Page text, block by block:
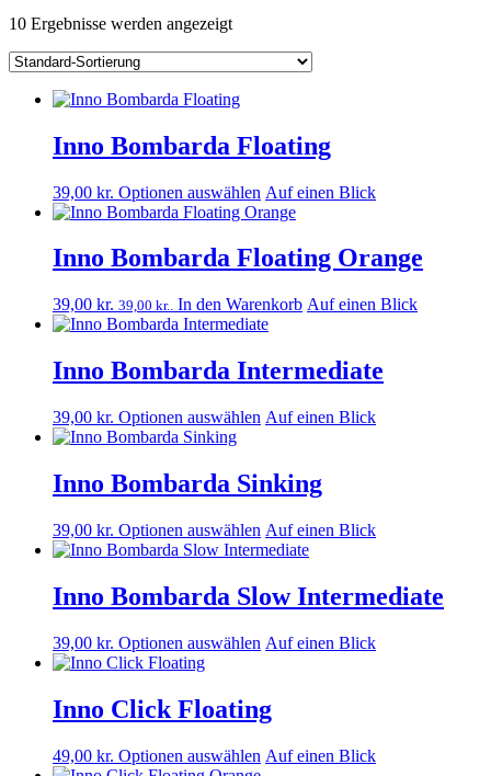
10 Ergebnisse werden angezeigt
Inno Bombarda Floating
39,00 kr. Optionen auswählen Dieses
Produkt
in
verschiedenen
erhältlich.
Die
können
auf
der
Produktseite
Auf einen Blick
Inno Bombarda Floating Orange
39,00 kr. 39,00 kr.. In den Warenkorb Auf einen Blick
Inno Bombarda Intermediate
39,00 kr. Optionen auswählen Dieses
in
verschiedenen
erhältlich.
Die
können
auf
der
Produktseite
Auf einen Blick
Inno Bombarda Sinking
39,00 kr. Optionen auswählen Dieses
Produkt
verschiedenen
erhältlich.
können
auf
der
Produktseite
Auf einen Blick
Inno Bombarda Slow Intermediate
39,00 kr. Optionen auswählen Dieses
in
verschiedenen
erhältlich.
Auf einen Blick
Inno Click Floating
49,00 kr. Optionen auswählen Dieses
Auf einen Blick